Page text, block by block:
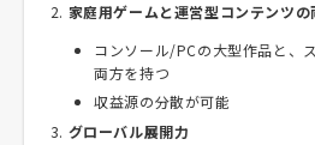
家庭用ゲームと運営型コンテンツの
コンソール/PCの大型作品と、
両方を持つ
収益源の分散が可能
グローバル展開力